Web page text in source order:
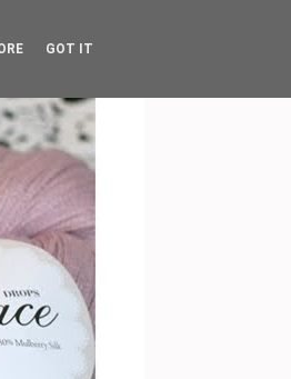
GOT IT